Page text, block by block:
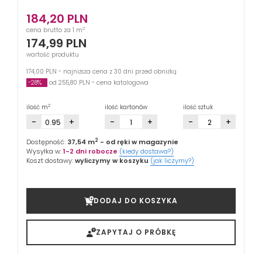
184,20 PLN
cena brutto za 1 m2
174,99 PLN
wartość produktu
174,00 PLN - najniższa cena z 30 dni przed obniżką
-28%
od 255,80 PLN - cena katalogowa
ilość m2
- +
ilość kartonów
- +
ilość sztuk
- +
Dostępność: 37,54 m2 - od ręki w magazynie
Wysyłka w:1-2 dni robocze (kiedy dostawa?)
Koszt dostawy:wyliczymy w koszyku (jak liczymy?)
DODAJ DO KOSZYKA
ZAPYTAJ O PRÓBKĘ